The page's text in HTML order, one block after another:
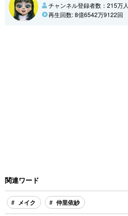
チャンネル登録者数：215万人
再生回数: 8億6542万9122回
関連ワード
メイク 仲里依紗